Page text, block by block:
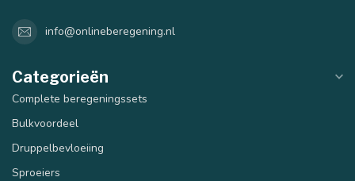
info@onlineberegening.nl
Categorieën
Complete beregeningssets
Bulkvoordeel
Druppelbevloeiing
Sproeiers